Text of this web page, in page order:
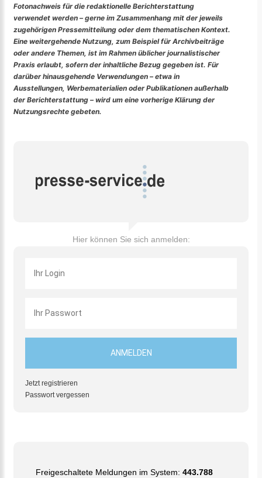
Fotonachweis für die redaktionelle Berichterstattung
verwendet werden – gerne im Zusammenhang mit der jeweils
zugehörigen Pressemitteilung oder dem thematischen Kontext.
Eine weitergehende Nutzung, zum Beispiel für Archivbeiträge
oder andere Themen, ist im Rahmen üblicher journalistischer
Praxis erlaubt, sofern der inhaltliche Bezug gegeben ist. Für
darüber hinausgehende Verwendungen – etwa in
Ausstellungen, Werbematerialien oder Publikationen außerhalb
der Berichterstattung – wird um eine vorherige Klärung der
Nutzungsrechte gebeten.
Hier können Sie sich anmelden:
Jetzt registrieren
Passwort vergessen
Freigeschaltete Meldungen im System: 443.788